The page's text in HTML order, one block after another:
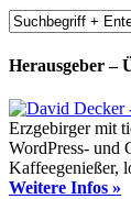
Herausgeber –
Erzgebirger mit
WordPress- und
Kaffeegenießer,
Weitere Infos »